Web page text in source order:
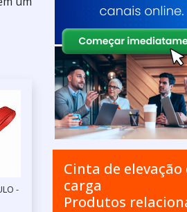
-
Cinta de elevação
carga
Produtos